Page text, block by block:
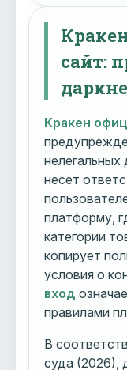
сайт:
Кракен
нелегальных
несет
платформу,
категории
копирует
условия о
вход
правилами
В
суда (2026),